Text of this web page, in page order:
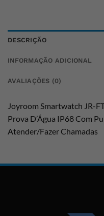
DESCRIÇÃO
INFORMAÇÃO ADICIONAL
AVALIAÇÕES (0)
Joyroom Smartwatch JR-
Prova D’Água IP68 Com
Atender/Fazer Chamadas